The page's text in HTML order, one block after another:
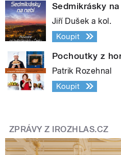
Sedmikrásky
Jiří Dušek a kol.
Koupit
Pochoutky z
Patrik Rozehnal
Koupit
ZPRÁVY Z IROZHLAS.CZ